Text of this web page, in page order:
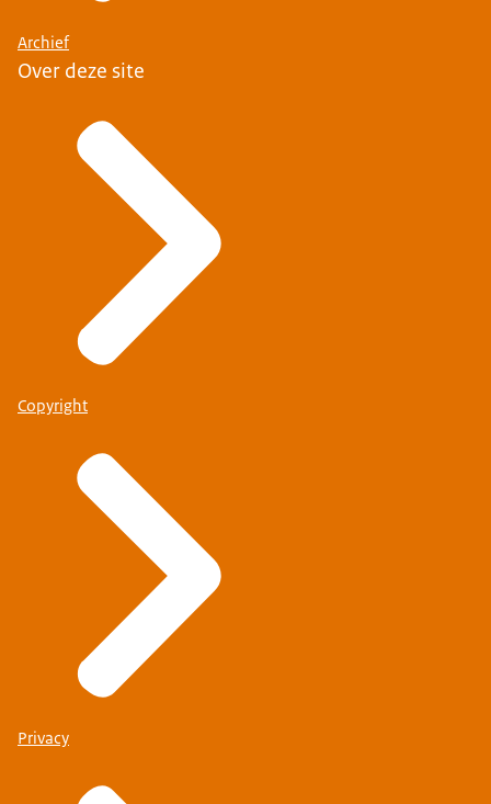
Archief
Over deze site
Copyright
Privacy